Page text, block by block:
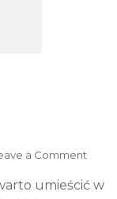
a Comment
o
umieścić w